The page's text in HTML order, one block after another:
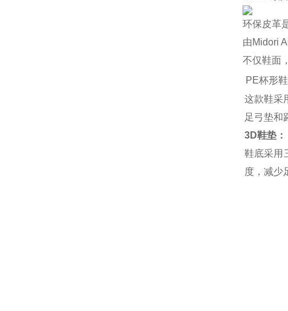
环保皮革
由Midori
不仅鞋面
PE杯形
这款鞋采
足弓垫和
3D鞋垫：
鞋底采用
度，减少